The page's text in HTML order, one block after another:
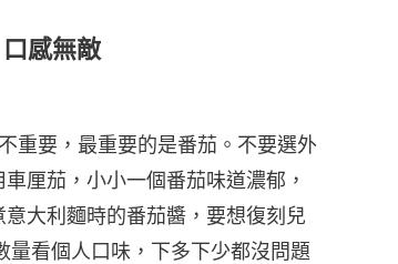
感無敵
重要，最重要的是番茄。不要選外
厘茄，小小一個番茄味道濃郁，
大利麵時的番茄醬，要想復刻兒
看個人口味，下多下少都沒問題